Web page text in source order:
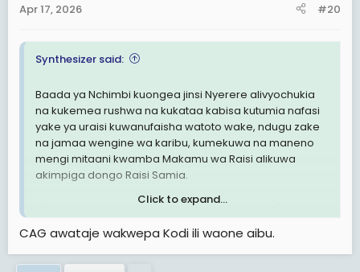
Apr 17, 2026 #20
Synthesizer said:
Baada ya Nchimbi kuongea jinsi Nyerere alivyochukia
na kukemea rushwa na kukataa kabisa kutumia nafasi
yake ya uraisi kuwanufaisha watoto wake, ndugu zake
na jamaa wengine wa karibu, kumekuwa na maneno
mengi mitaani kwamba Makamu wa Raisi alikuwa
akimpiga dongo Raisi Samia.
Watu wameenda mbali na kusema mtoto wa Samia
na jamaa wa Rais Samia wamekuwa wakiufaidi uraisi
wa Samia kwa namna ambayo hakuna rais amewahi
Click to expand...
CAG awataje wakwepa Kodi ili waone aibu.